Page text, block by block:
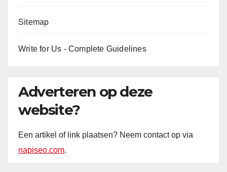
Sitemap
Write for Us - Complete Guidelines
Adverteren op deze
website?
Een artikel of link plaatsen? Neem contact op via
napiseo.com.